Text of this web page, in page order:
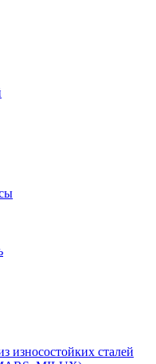
износостойких сталей